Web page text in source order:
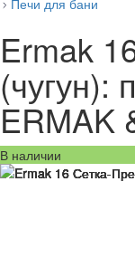
Ermak
(чугун):
ERMAK
В наличии